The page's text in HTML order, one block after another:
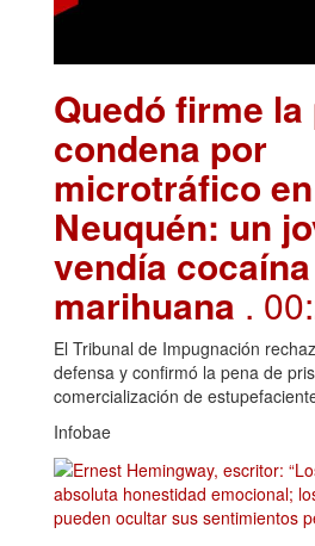
Quedó firme
condena por
microtráfico en
Neuquén: un
vendía
marihuana .
El Tribunal de Impugnación
defensa y confirmó la pena de
comercialización de
Infobae